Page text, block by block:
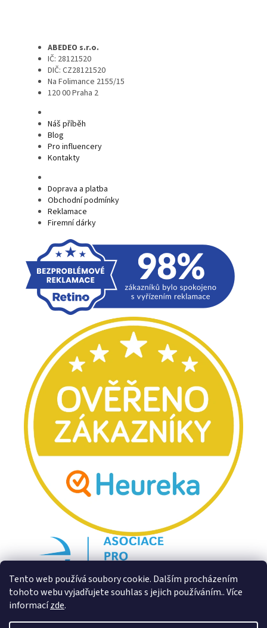
Tento web používá soubory cookie. Dalším procházením
tohoto webu vyjadřujete souhlas s jejich používáním.. Více
informacízde.
ABEDEO s.r.o.
IČ: 28121520
DIČ: CZ28121520
Na Folimance 2155/15
120 00 Praha 2
Náš příběh
Blog
Pro influencery
Kontakty
Doprava a platba
Obchodní podmínky
Reklamace
Firemní dárky